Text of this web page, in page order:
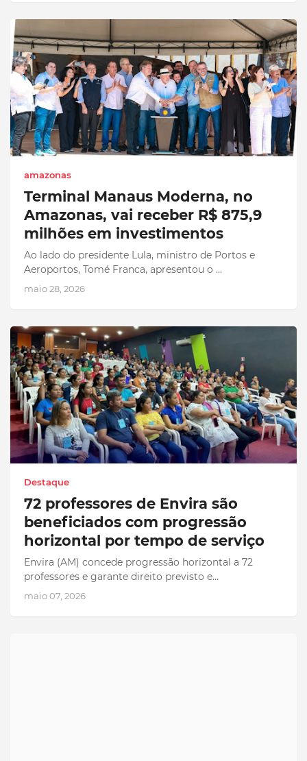
amazonas
Terminal Manaus Moderna, no
Amazonas, vai receber R$ 875,9
milhões em investimentos
Ao lado do presidente Lula, ministro de Portos e
Aeroportos, Tomé Franca, apresentou o …
maio 28, 2026
Destaque
72 professores de Envira são
beneficiados com progressão
horizontal por tempo de serviço
Envira (AM) concede progressão horizontal a 72
professores e garante direito previsto e…
maio 07, 2026